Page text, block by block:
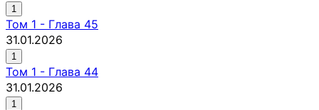
1
Том 1 - Глава 45
31.01.2026
1
Том 1 - Глава 44
31.01.2026
1